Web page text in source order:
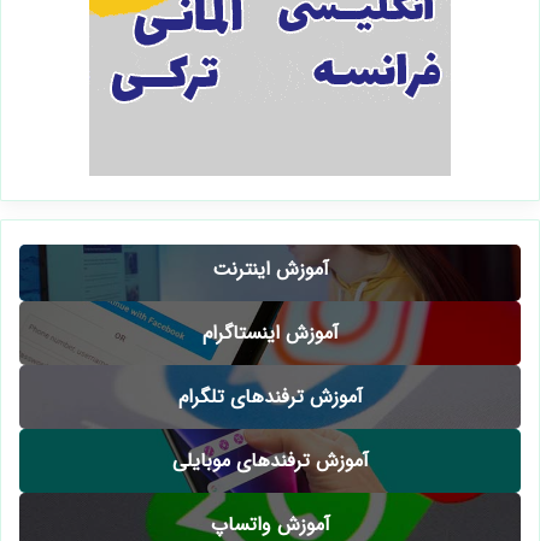
آموزش اینترنت
آموزش اینستاگرام
آموزش ترفندهای تلگرام
آموزش ترفندهای موبایلی
آموزش واتساپ